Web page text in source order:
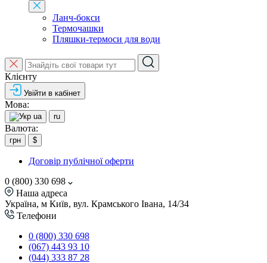
Ланч-бокси
Термочашки
Пляшки-термоси для води
Клієнту
Увійти в кабінет
Мова:
ua ru
Валюта:
грн $
Договір публічної оферти
0 (800) 330 698
Наша адреса
Україна, м Київ, вул. Крамського Івана, 14/34
Телефони
0 (800) 330 698
(067) 443 93 10
(044) 333 87 28